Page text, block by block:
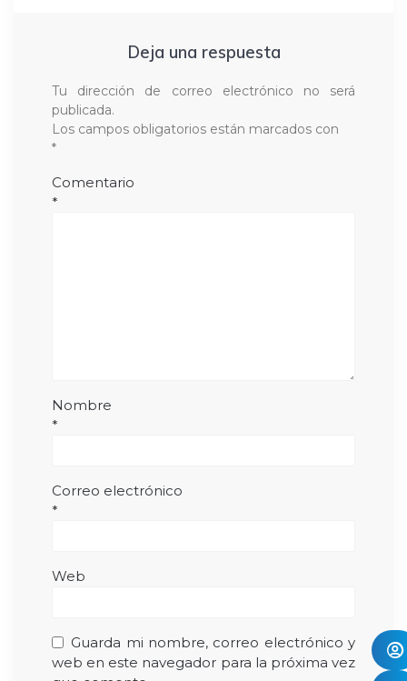
Deja una respuesta
Tu dirección de correo electrónico no será
publicada.
Los campos obligatorios están marcados con
*
Comentario
*
Nombre
*
Correo electrónico
*
Web
Guarda mi nombre, correo electrónico y
web en este navegador para la próxima vez